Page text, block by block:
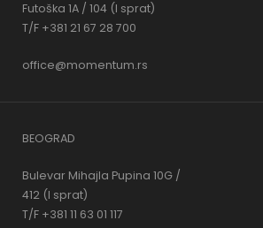
Futoška 1A / 104 (I sprat)
T/F +381 21 67 28 700
office@momentum.rs
BEOGRAD
Bulevar Mihajla Pupina 10G /
412 (I sprat)
T/F +381 11 63 01 117